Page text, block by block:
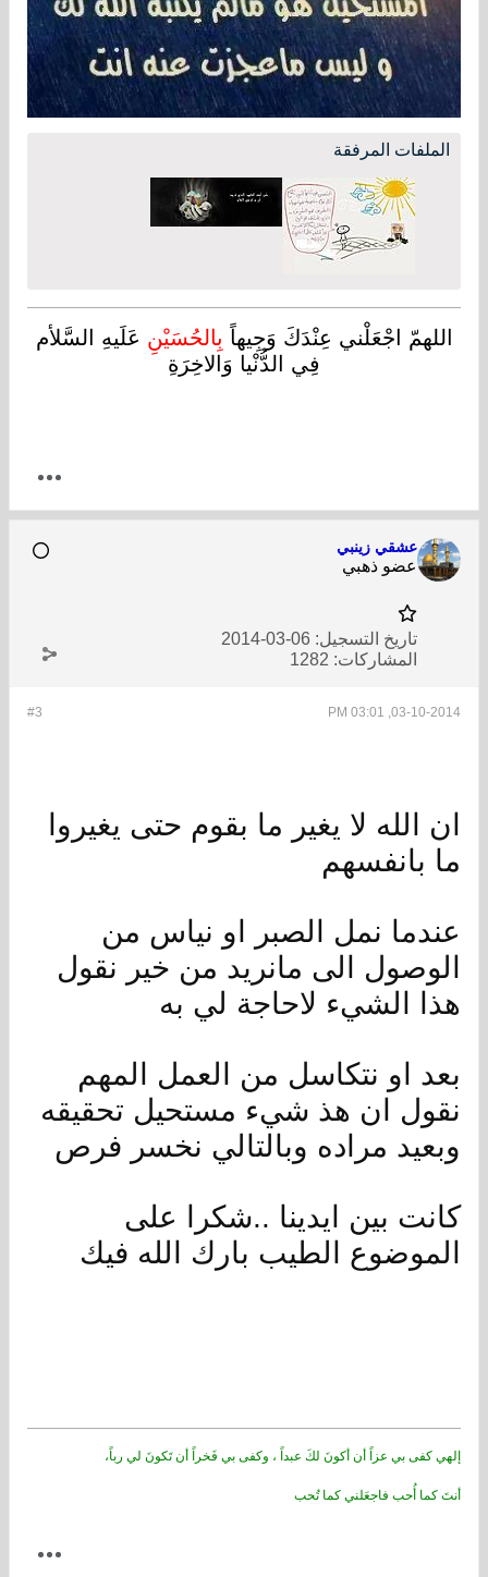
الملفات المرفقة
اللهمّ اجْعَلْني عِنْدَكَ وَجِيهاً بِالحُسَيْنِ عَلَيهِ السَّلأم
فِي الدُّنْيا وَالاخِرَةِ
عشقي زينبي
عضو ذهبي
تاريخ التسجيل: 06-03-2014
المشاركات: 1282
#3 03-10-2014, 03:01 PM
ان الله لا يغير ما بقوم حتى يغيروا
ما بانفسهم
عندما نمل الصبر او نياس من
الوصول الى مانريد من خير نقول
هذا الشيء لاحاجة لي به
بعد او نتكاسل من العمل المهم
نقول ان هذ شيء مستحيل تحقيقه
وبعيد مراده وبالتالي نخسر فرص
كانت بين ايدينا ..شكرا على
الموضوع الطيب بارك الله فيك
إلهي كفى بي عزاً أن أكونَ لكَ عبداً ، وكفى بي فَخراً أن تَكونَ لي رباً،
أنتَ كما أُحب فاجعَلني كما تُحب